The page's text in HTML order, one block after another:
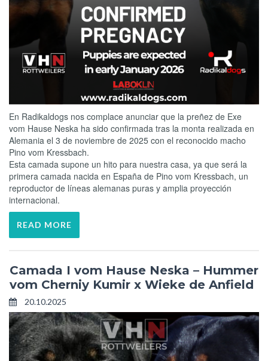
En Radikaldogs nos complace anunciar que la preñez de Exe
vom Hause Neska ha sido confirmada tras la monta realizada en
Alemania el 3 de noviembre de 2025 con el reconocido macho
Pino vom Kressbach.
Esta camada supone un hito para nuestra casa, ya que será la
primera camada nacida en España de Pino vom Kressbach, un
reproductor de líneas alemanas puras y amplia proyección
internacional.
READ MORE
Camada I vom Hause Neska – Hummer
vom Cherniy Kumir x Wieke de Anfield
20.10.2025